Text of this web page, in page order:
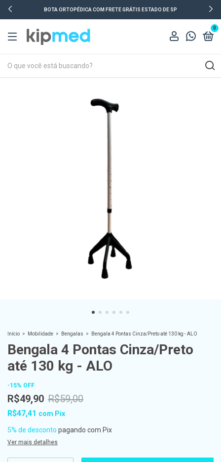
BOTA ORTOPÉDICA COM FRETE GRÁTIS ESTADO DE SP
0
Início > Mobilidade > Bengalas > Bengala 4 Pontas Cinza/Preto até 130 kg - ALO
Bengala 4 Pontas Cinza/Preto
até 130 kg - ALO
-15% OFF
R$49,90 R$59,00
R$47,41 com Pix
5% de desconto pagando com Pix
Ver mais detalhes